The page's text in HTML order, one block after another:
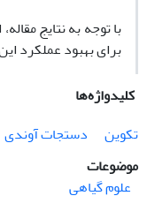
با توجه به نتایج
برای بهبود عملکرد
کلیدواژه‌ها
تکوین
دستجات آوندی
موضوعات
علوم گیاهی